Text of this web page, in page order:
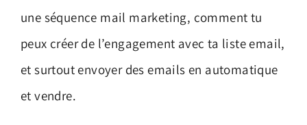
une séquence mail marketing, comment tu
peux créer de l’engagement avec ta liste email,
et surtout envoyer des emails en automatique
et vendre.